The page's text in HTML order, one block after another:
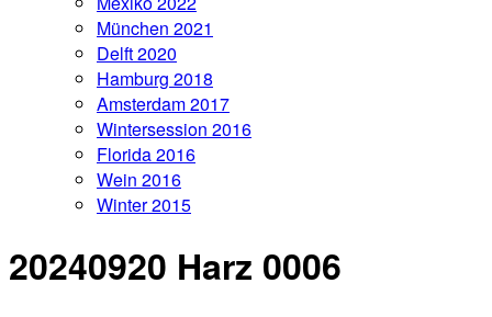
München 2021
Delft 2020
Hamburg 2018
Amsterdam 2017
Wintersession 2016
Florida 2016
Wein 2016
Winter 2015
20240920 Harz 0006